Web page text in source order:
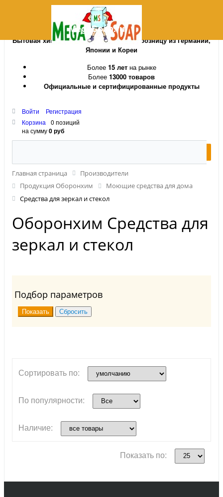
MegaSoap.ru
Бытовая химия и косметика оптом и в розницу из Германии,
Японии и Кореи
Более 15 летна рынке
Более 13000 товаров
Официальные и сертифицированные продукты
Войти
Регистрация
Корзина
0 позиций
на сумму0 руб
Главная страница
Производители
Продукция Оборонхим
Моющие средства для дома
Средства для зеркал и стекол
Оборонхим Средства для
зеркал и стекол
Подбор параметров
Сортировать по:
По популярности:
Наличие:
Показать по: